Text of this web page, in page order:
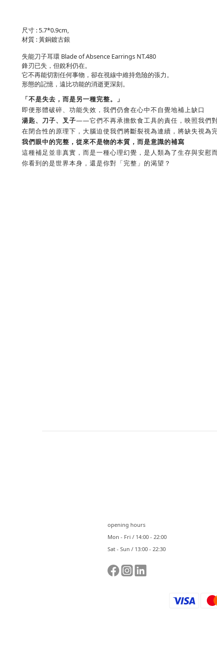
尺寸 : 5.7*0.9cm,
材質 : 黃銅鍍古銀
失能刀子耳環 Blade of Absence Earrings NT.480
鋒刃已失，但銳利仍在。
它不再能切割任何事物，卻在視線中維持危險的張力。
形態的記憶，遠比功能的消逝更深刻。
「不是失去，而是另一種完整。」
即便形體破碎、功能失效，我們仍會在心中不自覺地補上缺口
湯匙、刀子、叉子——它們不再承擔飲食工具的責任，映照我們
在閉合性的原理下，大腦迫使我們將斷裂視為連續，將缺失視為
我們眼中的完整，從來不是物的本質，而是意識的補寫
這種補足並非真實，而是一種心理幻覺，是人類為了生存與安慰
你看到的是世界本身，還是你對「完整」的渴望？
opening hours
Mon - Fri / 14:00 - 22:00
Sat - Sun / 13:00 - 22:30